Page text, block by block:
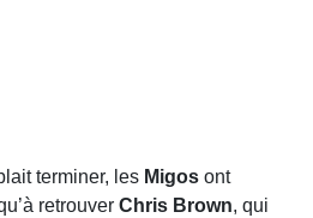
terminer, les Migos ont
retrouver Chris Brown, qui